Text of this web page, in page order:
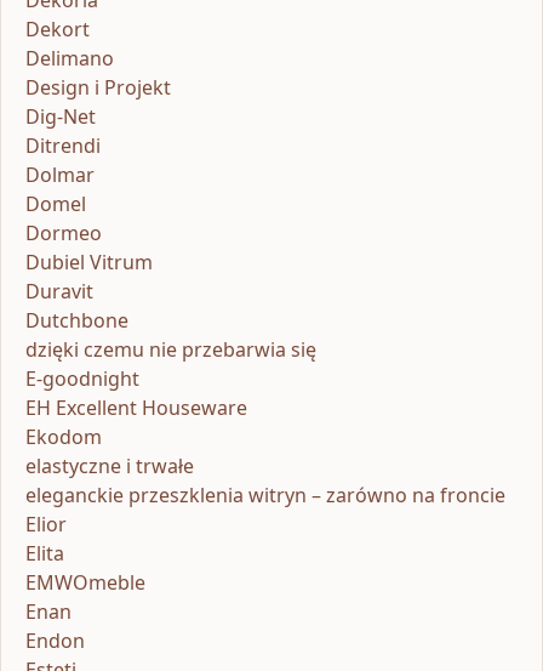
Dekort
Delimano
Design i Projekt
Dig-Net
Ditrendi
Dolmar
Domel
Dormeo
Dubiel Vitrum
Duravit
Dutchbone
dzięki czemu nie przebarwia się
E-goodnight
EH Excellent Houseware
Ekodom
elastyczne i trwałe
eleganckie przeszklenia witryn – zarówno na froncie
Elior
Elita
EMWOmeble
Enan
Endon